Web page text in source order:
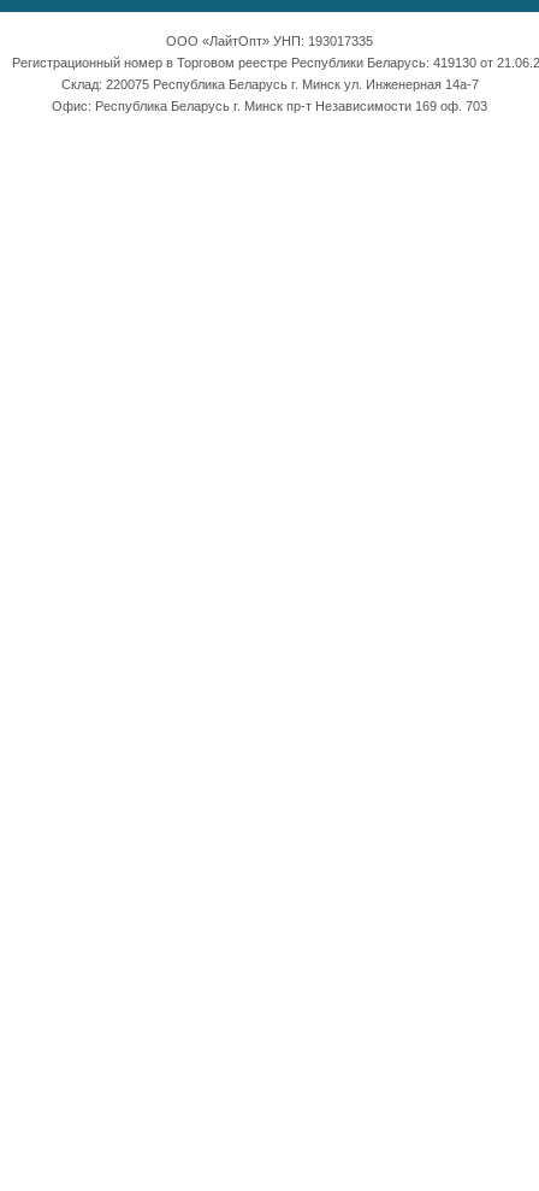
ООО «ЛайтОпт» УНП: 193017335
Регистрационный номер в Торговом реестре Республики Беларусь: 419130 от
Склад: 220075 Республика Беларусь г. Минск ул. Инженерная 14а-7
Офис: Республика Беларусь г. Минск пр-т Независимости 169 оф. 703